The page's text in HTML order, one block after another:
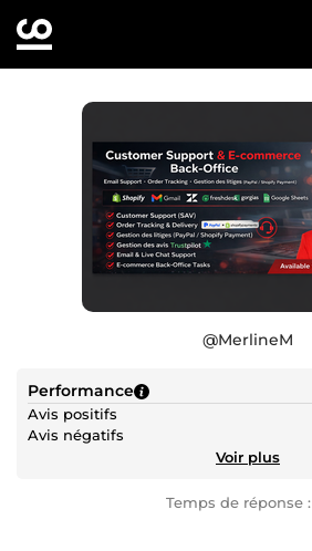
@MerlineM
Performance
Avis positifs
Avis négatifs
Voir plus
Temps de réponse :